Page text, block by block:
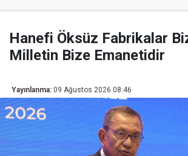
Hanefi Öksüz Fabrikalar
Milletin Bize Emanetidir
Yayınlanma: 09 Ağustos 2026 08:46